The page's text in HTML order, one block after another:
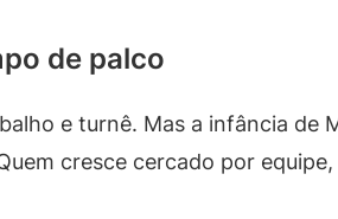
de palco
e turnê. Mas a infância de
cresce cercado por